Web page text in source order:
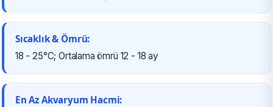
Sıcaklık & Ömrü:
18 - 25°C; Ortalama ömrü 12 - 18 ay
En Az Akvaryum Hacmi: